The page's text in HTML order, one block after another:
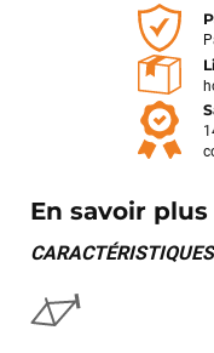
En savoir plus